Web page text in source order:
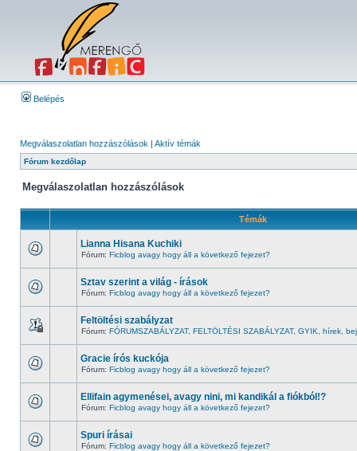
Belépés
Megválaszolatlan hozzászólások | Aktív témák
Fórum kezdőlap
Megválaszolatlan hozzászólások
Témák
Lianna Hisana Kuchiki
Fórum: Ficblog avagy hogy áll a következő fejezet?
Sztav szerint a világ - írások
Fórum: Ficblog avagy hogy áll a következő fejezet?
Feltöltési szabályzat
Fórum: FÓRUMSZABÁLYZAT, FELTÖLTÉSI SZABÁLYZAT, GYIK, hírek,
Gracie írós kuckója
Fórum: Ficblog avagy hogy áll a következő fejezet?
Ellifain agymenései, avagy nini, mi kandikál a fiókból!?
Fórum: Ficblog avagy hogy áll a következő fejezet?
Spuri írásai
Fórum: Ficblog avagy hogy áll a következő fejezet?